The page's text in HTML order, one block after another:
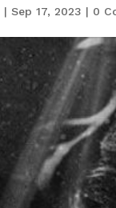
|Sep 17, 2023 | 0